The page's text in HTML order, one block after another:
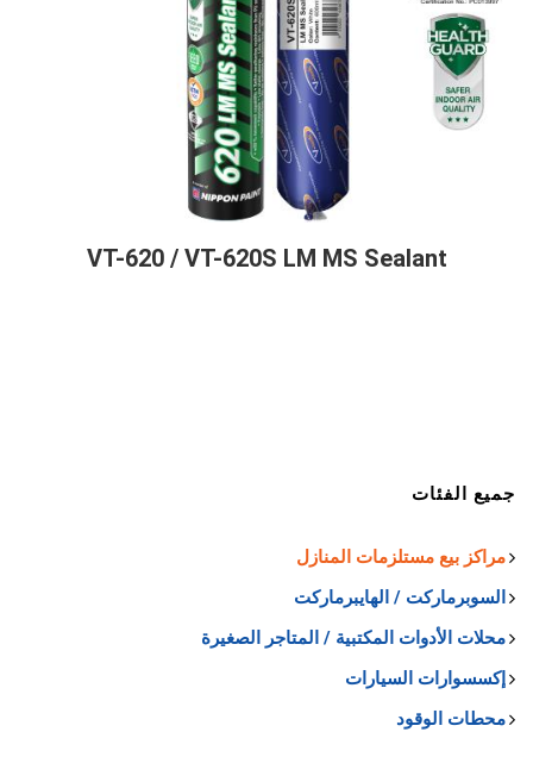
VT-620 / VT-620S LM MS Sealant
جميع الفئات
مراكز بيع مستلزمات المنازل
السوبرماركت / الهايبرماركت
محلات الأدوات المكتبية / المتاجر الصغيرة
إكسسوارات السيارات
محطات الوقود